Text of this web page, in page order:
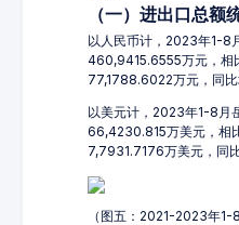
（一）进出口总额
以人民币计，2023年1-8
460,9415.6555万元，相
77,1788.6022万元，同比
以美元计，2023年1-8月
66,4230.815万美元，相
7,7931.7176万美元，同
（图五：2021-2023年1-